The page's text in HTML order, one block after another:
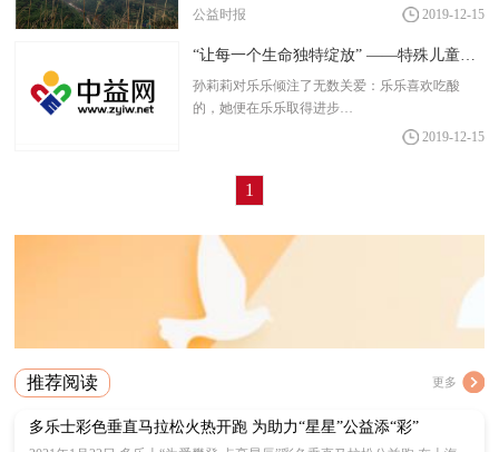
公益时报
2019-12-15
孙莉莉对乐乐倾注了无数关爱：乐乐喜欢吃酸
的，她便在乐乐取得进步…
2019-12-15
1
推荐阅读 更多
多乐士彩色垂直马拉松火热开跑 为助力“星星”公益添“彩”